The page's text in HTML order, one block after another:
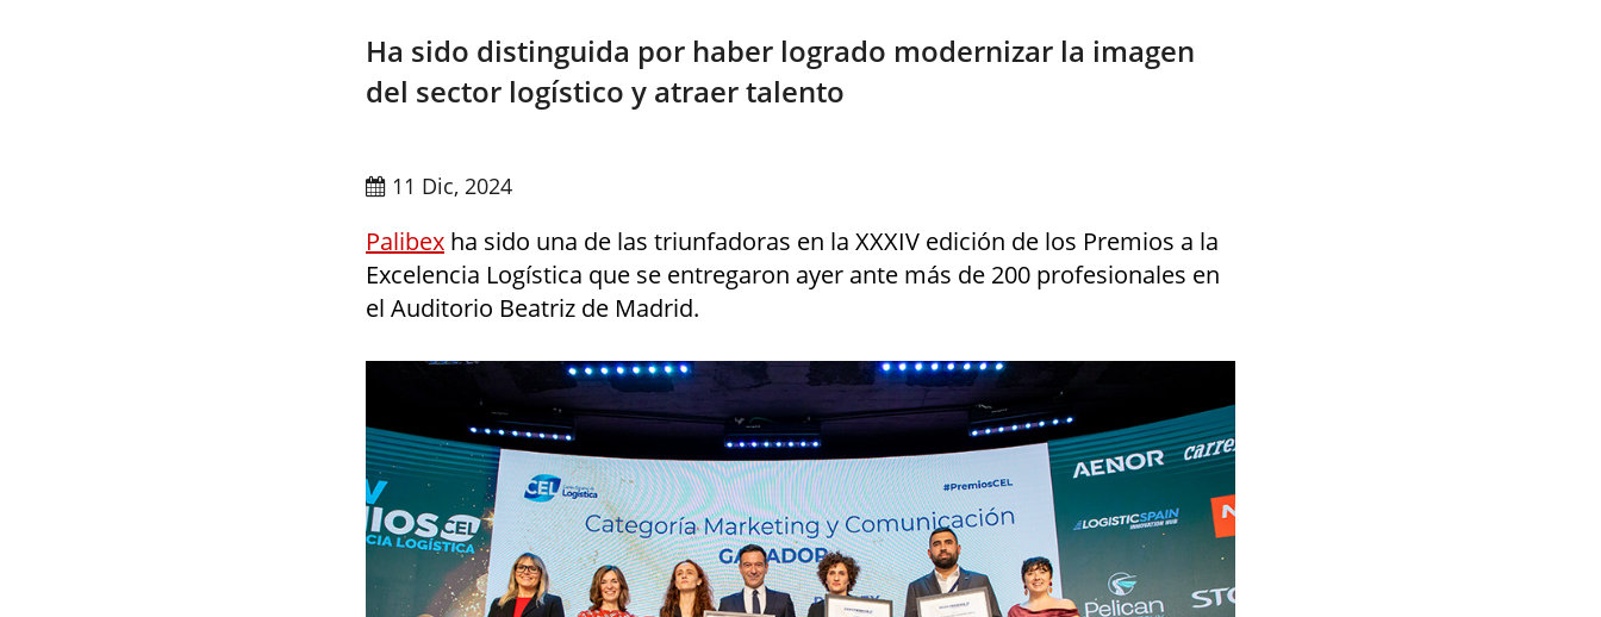
Ha sido distinguida por haber logrado modernizar la imagen
del sector logístico y atraer talento
11 Dic, 2024
Palibex ha sido una de las triunfadoras en la XXXIV edición de los Premios a la
Excelencia Logística que se entregaron ayer ante más de 200 profesionales en
el Auditorio Beatriz de Madrid.